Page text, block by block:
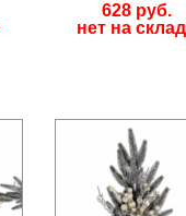
628 руб.
нет на